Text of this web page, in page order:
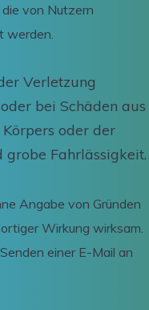
von Nutzern
werden.
Verletzung
bei Schäden aus
oder der
grobe Fahrlässigkeit.
Angabe von Gründen
Wirkung wirksam.
einer E-Mail an